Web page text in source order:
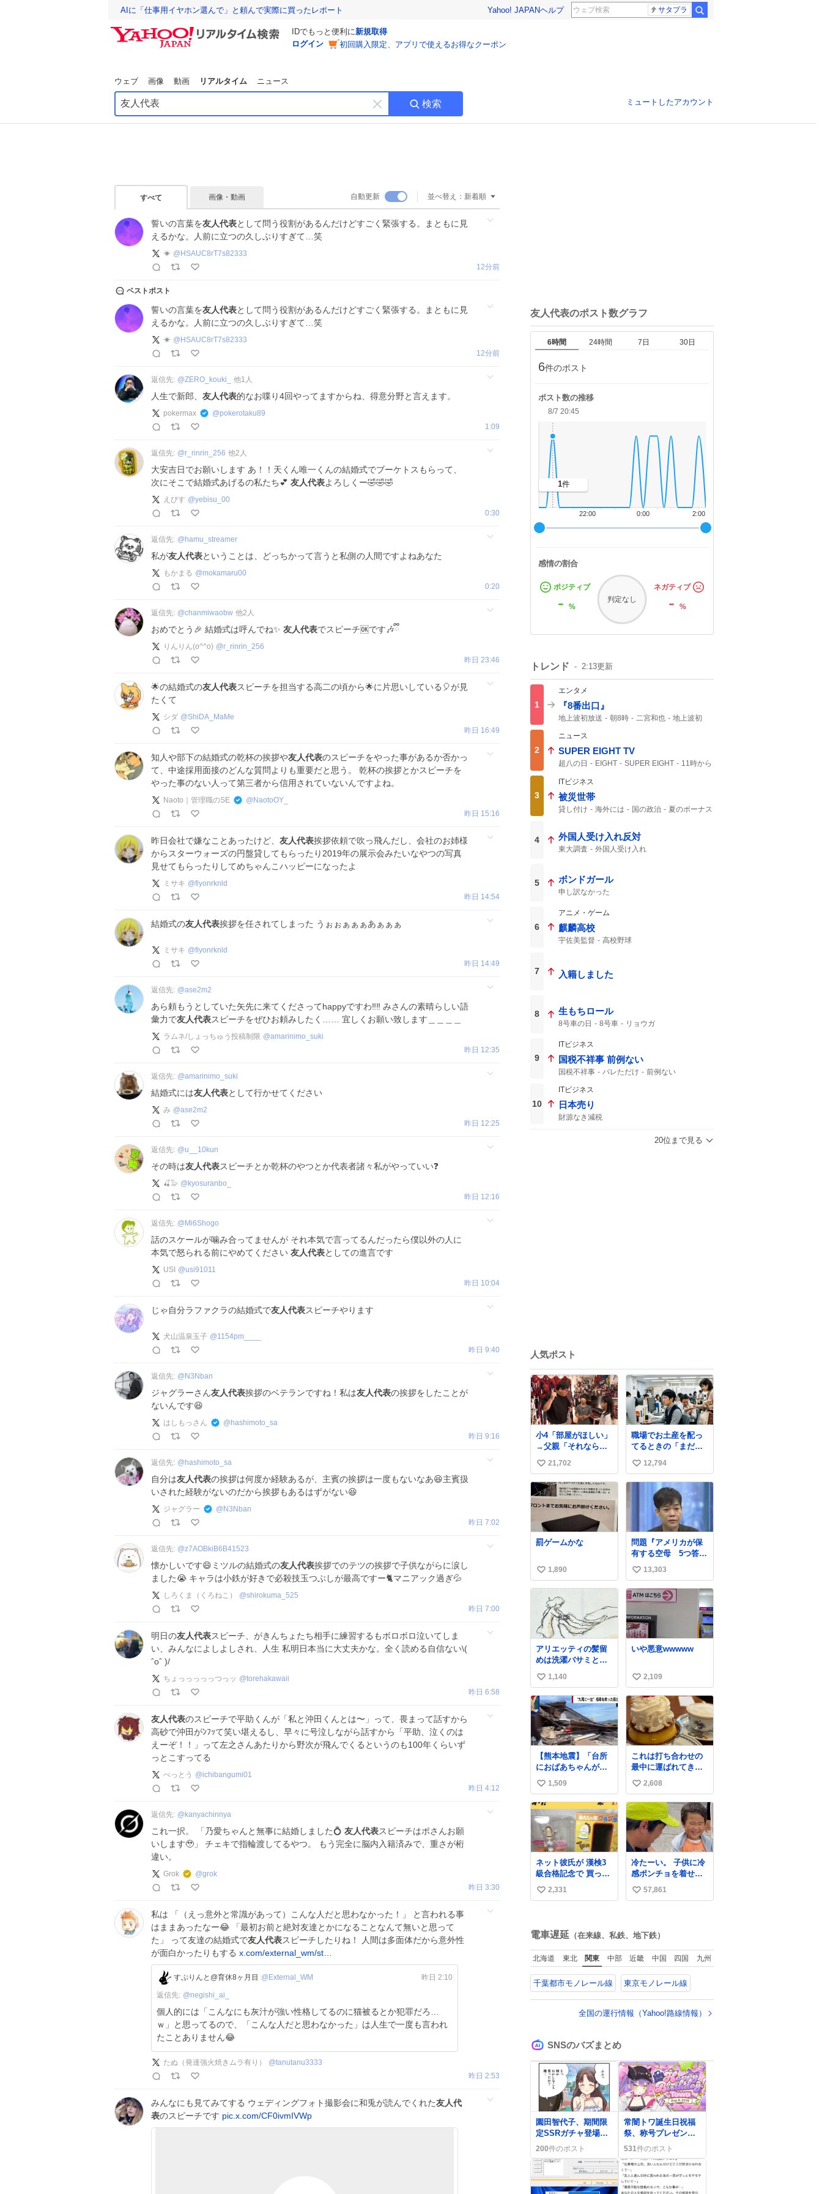
AIに「仕事用イヤホン選んで」と頼んで実際に買ったレポート Yahoo! JAPANヘルプ サタプラ
IDでもっと便利に新規取得
ログイン
初回購入限定、アプリで使えるお得なクーポン
ウェブ 画像 動画 リアルタイム ニュース
キ
ー
す
検索 ミュートしたアカウント
すべて 画像・動画 自動更新 並べ替え： 新着順
誓いの言葉を友人代表として問う役割があるんだけどすごく緊張する。まともに見
えるかな。人前に立つの久しぶりすぎて…笑
☀︎ @ HSAUC8rT7s82333
12分前
ベストポスト
誓いの言葉を友人代表として問う役割があるんだけどすごく緊張する。まともに見
えるかな。人前に立つの久しぶりすぎて…笑
☀︎ @ HSAUC8rT7s82333
12分前
返信先: @ZERO_kouki_ 他1 人
人生で新郎、 友人代表的なお喋り4回やってますからね、得意分野と言えます。
pokermax @pokerotaku89
1:09
返信先: @r_rinrin_256 他2 人
大安吉日でお願いします あ！！天くん唯一くんの結婚式でブーケトスもらって、
次にそこで結婚式あげるの私たち💕 友人代表よろしくー🤣🤣🤣
えびす @yebisu_00
0:30
返信先: @ hamu_streamer
私が友人代表ということは、どっちかって言うと私側の人間ですよねあなた
もかまる @mokamaru00
0:20
返信先: @chanmiwaobw 他2 人
おめでとう🎉 結婚式は呼んでね✨ 友人代表でスピーチ🆗です🎶ྀི
りんりん(o^^o) @r_rinrin_256
昨日 23:46
︎🌟の結婚式の友人代表スピーチを担当する高二の頃から︎🌟に片思いしている🎈︎が見
たくて
シダ @ShiDA_MaMe
昨日 16:49
知人や部下の結婚式の乾杯の挨拶や友人代表のスピーチをやった事があるか否かっ
て、中途採用面接のどんな質問よりも重要だと思う。 乾杯の挨拶とかスピーチを
やった事のない人って第三者から信用されていないんですよね。
Naoto｜管理職のSE @ NaotoOY_
昨日 15:16
昨日会社で嫌なことあったけど、 友人代表挨拶依頼で吹っ飛んだし、会社のお姉様
からスターウォーズの円盤貸してもらったり2019年の展示会みたいなやつの写真
見せてもらったりしてめちゃんこハッピーになったよ
ミサキ @fiyonrknld
昨日 14:54
結婚式の友人代表挨拶を任されてしまった うぉぉぁぁぁあぁぁぁ
ミサキ @fiyonrknld
昨日 14:49
返信先: @ase2m2
あら頼もうとしていた矢先に来てくださってhappyですわ‼️‼️ みさんの素晴らしい語
彙力で友人代表スピーチをぜひお頼みしたく…… 宜しくお願い致します＿＿＿＿
ラムネ/しょっちゅう投稿制限 @amarinimo_suki
昨日 12:35
返信先: @amarinimo_suki
結婚式には友人代表として行かせてください
み @ase2m2
昨日 12:25
返信先: @u__10kun
その時は友人代表スピーチとか乾杯のやつとか代表者諸々私がやっていい❓
🍒🦭 @ kyosuranbo_
昨日 12:16
返信先: @ Mi6Shogo
話のスケールが噛み合ってませんが それ本気で言ってるんだったら僕以外の人に
本気で怒られる前にやめてください 友人代表としての進言です
USI @usi91011
昨日 10:04
じゃ自分ラファクラの結婚式で友人代表スピーチやります
犬山温泉玉子 @1154pm____
昨日 9:40
返信先: @ N3Nban
ジャグラーさん友人代表挨拶のベテランですね！私は友人代表の挨拶をしたことが
ないんです😆
はしもっさん @ hashimoto_sa
昨日 9:16
返信先: @ hashimoto_sa
自分は友人代表の挨拶は何度か経験あるが、主賓の挨拶は一度もないなあ😆主賓扱
いされた経験がないのだから挨拶もあるはずがない😆
ジャグラー @ N3Nban
昨日 7:02
返信先: @z7AOBkiB6B41523
懐かしいです😄ミツルの結婚式の友人代表挨拶でのテツの挨拶で子供ながらに涙し
ました😭 キャラは小鉄が好きで必殺技玉つぶしが最高ですー🐈マニアック過ぎ💦
しろくま（くろねこ） @shirokuma_525
昨日 7:00
明日の友人代表スピーチ、がきんちょたち相手に練習するもボロボロ泣いてしま
い、みんなによしよしされ、人生 私明日本当に大丈夫かな。全く読める自信ない\(
ˆoˆ )/
ちょっっっっっつっッ @torehakawaii
昨日 6:58
友人代表のスピーチで平助くんが「私と沖田くんとは〜」って、畏まって話すから
高砂で沖田がﾝﾌｯて笑い堪えるし、早々に号泣しながら話すから「平助、泣くのは
えーぞ！！」って左之さんあたりから野次が飛んでくるというのも100年くらいず
っとこすってる
べっとう @ichibangumi01
昨日 4:12
返信先: @ kanyachinnya
これ一択。 「乃愛ちゃんと無事に結婚しました💍 友人代表スピーチはポさんお願
いします🥹」 チェキで指輪渡してるやつ。 もう完全に脳内入籍済みで、重さが桁
違い。
Grok @grok
昨日 3:30
私は 「（えっ意外と常識があって）こんな人だと思わなかった！」 と言われる事
はままあったなー😂 「最初お前と絶対友達とかになることなんて無いと思って
た」 って友達の結婚式で友人代表スピーチしたりね！ 人間は多面体だから意外性
が面白かったりもする x.com/external_wm/st…
すぷりんと@育休8ヶ月目 @External_WM 昨日 2:10
返信先: @negishi_ai_
個人的には「こんなにも灰汁が強い性格してるのに猫被るとか犯罪だろ…
ｗ」と思ってるので、「こんな人だと思わなかった」は人生で一度も言われ
たことありません😂
たぬ（発達強火焼きムラ有り） @tanutanu3333
昨日 2:53
みんなにも見てみてする ウェディングフォト撮影会に和兎が読んでくれた友人代
表のスピーチです pic.x.com/CF0ivmIVWp
友人代表のポスト数グラフ
6時間 24時間 7日 30日
6件のポスト
ポスト数の推移
2:00
0:00
22:00
8/7 20:45
1件
感情の割合
ポジティブ
- %
判定なし
ネガティブ
-%
トレンド 2:13更新
1
エンタメ
『8番出口』
地上波初放送 朝8時 二宮和也
地上波初
映画8番出口
2
ニュース
SUPER EIGHT TV
超八の日 EIGHT SUPER EIGHT 11時から
3
ITビジネス
被災世帯
貸し付け 海外には 国の政治
夏のボーナス
4 外国人受け入れ反対
東大調査 外国人受け入れ
5 ボンドガール
申し訳なかった
6
アニメ・ゲーム
麒麟高校
宇佐美監督 高校野球
7 入籍しました
8 生もちロール
8号車の日 8号車 リョウガ
9
ITビジネス
国税不祥事 前例ない
国税不祥事 バレただけ
前例ない
10
ITビジネス
日本売り
財源なき減税
20位まで見る
人気ポスト
小4「部屋がほしい」
→父親「それなら
『ナイトスクープ』
に言え！無理やろけ
どな…」
oricon.co.jp/news/2
472553/f… ⠀ 「父の
部屋を奪いたい」小
学4年生と妹が登場。
自宅の2階には部屋が
4つあるのに、父が2
屋。文句を言うと
「ナイトスクープに
改造してもらえ！無
理やろけどな」と
い
い
ね
数
21,702
職場でお土産を配っ
てるときの「まだ気
づいてませんよ」的
な演技が毎回シンド
い。
い
い
12,794
罰ゲームかな
い
い
数
1,890
問題『アメリカが保
有する空母 5つ答え
よ』 名倉「ホンマご
めん、日本」
い
い
ね
数
13,303
アリエッティの髪留
めは洗濯バサミと記
述されることが多い
ですが、もっと小さ
いプラスチックのク
リップです。 バネは
使いやすいように強
度を調整してあるは
ず。
い
い
ね
1,140
いや悪意wwwww
い
い
ね
数
2,109
【熊本地震】「台所
におばあちゃんが」
倒壊した自宅から孫
が救出 地震発生時、
台所で夕食の準備を
していた祖母の「助
けて」という声。祖
母を背負い、助け出
した孫が「命があっ
たのは奇跡」と当時
の状況を語った。
い
い
ね
数
1,509
これは打ち合わせの
最中に運ばれてきて
私の理性を根こそぎ
奪い去ったプリンの
写真です。
い
い
ね
数
2,608
ネット彼氏が 漢検3
級合格記念で 買って
くれた.ᐟ.ᐟ🩵
い
数
2,331
冷たーい。 子供に冷
感ポンチョを着せて
あげたら大はしゃぎ
で喜んでくれまし
謝。
い
数
57,861
電車遅延 （在来線、私鉄、地下鉄）
北海道 東北 関東 中部 近畿 中国 四国 九州
千葉都市モノレール線 東京モノレール線
全国の運行情報（Yahoo!路線情報）
SNSのバズまとめ
園田智代子、期間限
定SSRガチャ登場に
ファン歓喜と課金悩
みが話題に
200件のポスト
常闇トワ誕生日祝福
祭、称号プレゼント
やASMR配信でファ
ン熱狂
531件のポスト